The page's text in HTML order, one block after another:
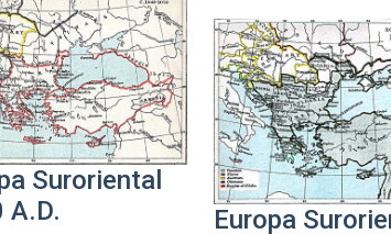
Suroriental
A.D.
Europa